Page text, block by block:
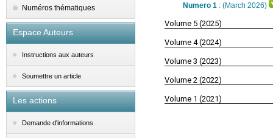
Numéros thématiques
Espace Auteurs
Instructions aux auteurs
Soumettre un article
Les actions
Demande d'informations
Numero 1 : (March 2026)
Volume 5 (2025)
Volume 4 (2024)
Volume 3 (2023)
Volume 2 (2022)
Volume 1 (2021)